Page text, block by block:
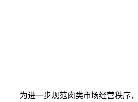
为进一步规范肉类市场经营秩序，